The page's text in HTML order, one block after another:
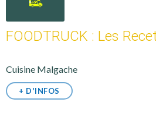
FOODTRUCK : Les
Cuisine Malgache
+ D'INFOS